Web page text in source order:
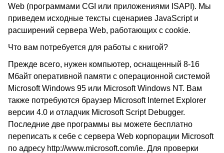
Web (программами CGI или приложениями ISAPI). Мы
приведем исходные тексты сценариев JavaScript и
расширений сервера Web, работающих с cookie.
Что вам потребуется для работы с книгой?
Прежде всего, нужен компьютер, оснащенный 8-16
Мбайт оперативной памяти с операционной системой
Microsoft Windows 95 или Microsoft Windows NT. Вам
также потребуются браузер Microsoft Internet Explorer
версии 4.0 и отладчик Microsoft Script Debugger.
Последние две программы вы можете бесплатно
переписать к себе с сервера Web корпорации Microsoft
по адресу http://www.microsoft.com/ie. Для проверки